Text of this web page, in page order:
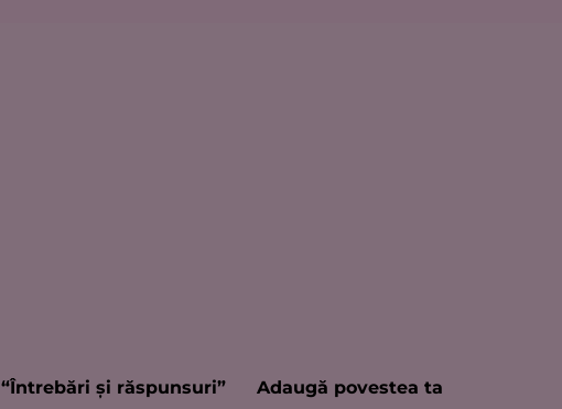
“Întrebări şi răspunsuri”
Adaugă povestea ta